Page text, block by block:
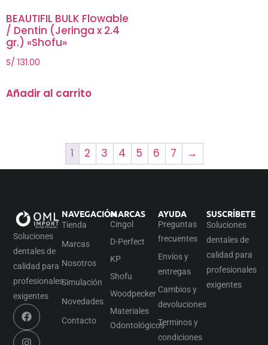
BEAUTIFIL BULK Flowable
/ Dentin (Jeringa x 2.4
gr.) «Shofu»
S/ 131.00
Añadir al carrito
1 2 3 4 5 6 7 →
Soluciones
dentales de
calidad para
profesionales
exigentes
NAVEGACIÓN
Tienda
Marcas
Nosotros
Simulación
Novedades
Contacto
MARCAS
Cingol
D-Perfect
KP
Shofu
Woodpecker
Materiales
Odontológicos
AYUDA
Preguntas
frecuentes
Envíos y
entregas
Cambios y
devoluciones
Terminos y
condiciones
SUSCRÍBETE
Soluciones
dentales de
calidad para
profesionales
exigentes